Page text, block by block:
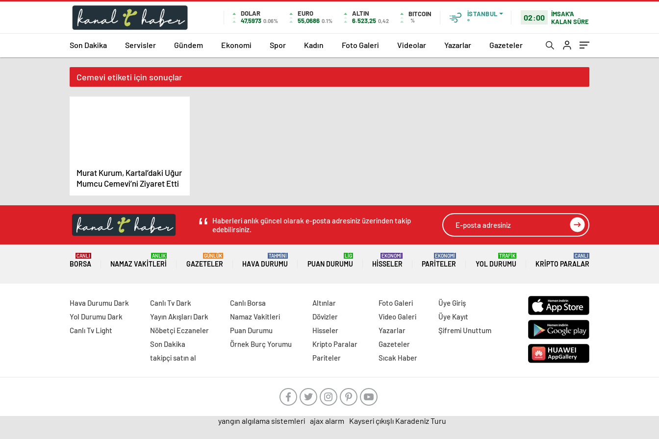
DOLAR
47,5973 0.06%
EURO
55,0686 0.1%
ALTIN
6.523,25 0,42
BITCOIN
%
İSTANBUL
°
02:00
İMSAK'A
KALAN SÜRE
Son Dakika Servisler Gündem Ekonomi Spor Kadın Foto Galeri Videolar Yazarlar Gazeteler
Cemevi etiketi için sonuçlar
Murat Kurum, Kartal’daki Uğur
Mumcu Cemevi’ni Ziyaret Etti
Haberleri anlık güncel olarak e-posta adresiniz üzerinden takip
edebilirsiniz.
BORSA
CANLI
NAMAZ VAKITLERI
ANLIK
GAZETELER
GÜNLÜK
HAVA DURUMU
TAHMİNİ
PUAN DURUMU
LİG
HISSELER
EKONOMİ
PARITELER
EKONOMİ
YOL DURUMU
TRAFİK
KRIPTO PARALAR
CANLI
Hava Durumu Dark
Yol Durumu Dark
Canlı Tv Light
Canlı Tv Dark
Yayın Akışları Dark
Nöbetçi Eczaneler
Son Dakika
takipçi satın al
Canlı Borsa
Namaz Vakitleri
Puan Durumu
Örnek Burç Yorumu
Altınlar
Dövizler
Hisseler
Kripto Paralar
Pariteler
Foto Galeri
Video Galeri
Yazarlar
Gazeteler
Sıcak Haber
Üye Giriş
Üye Kayıt
Şifremi Unuttum
yangın algılama sistemleri ajax alarm Kayseri çıkışlı Karadeniz Turu